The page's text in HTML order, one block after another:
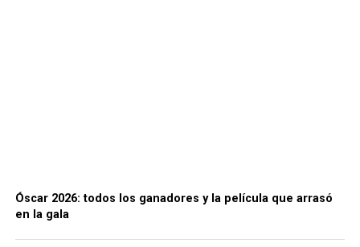
Óscar 2026: todos los ganadores y la película que arrasó
en la gala